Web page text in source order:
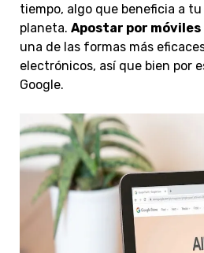
tiempo, algo que beneficia a tu
planeta. Apostar por móviles
una de las formas más
electrónicos, así que bien por
Google.